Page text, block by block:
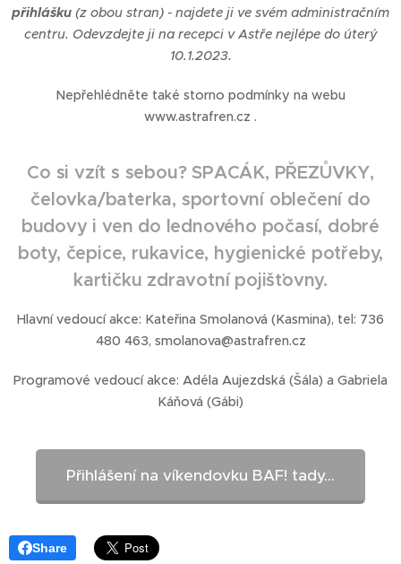
přihlášku (z obou stran) - najdete ji ve svém administračním
centru. Odevzdejte ji na recepci v Astře nejlépe do úterý
10.1.2023.
Nepřehlédněte také storno podmínky na webu
www.astrafren.cz .
Co si vzít s sebou? SPACÁK, PŘEZŮVKY,
čelovka/baterka, sportovní oblečení do
budovy i ven do lednového počasí, dobré
boty, čepice, rukavice, hygienické potřeby,
kartičku zdravotní pojišťovny.
Hlavní vedoucí akce: Kateřina Smolanová (Kasmina), tel: 736
480 463, smolanova@astrafren.cz
Programové vedoucí akce: Adéla Aujezdská (Šála) a Gabriela
Káňová (Gábi)
Přihlášení na víkendovku BAF! tady...
Share